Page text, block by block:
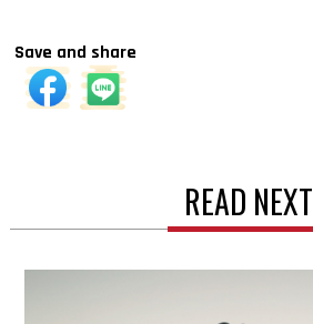
Save and share
READ NEXT